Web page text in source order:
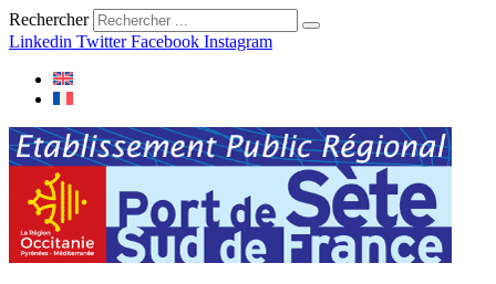
Rechercher
Linkedin Twitter Facebook Instagram